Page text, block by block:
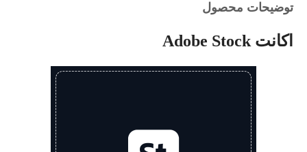
توضیحات محصول
اکانت Adobe Stock